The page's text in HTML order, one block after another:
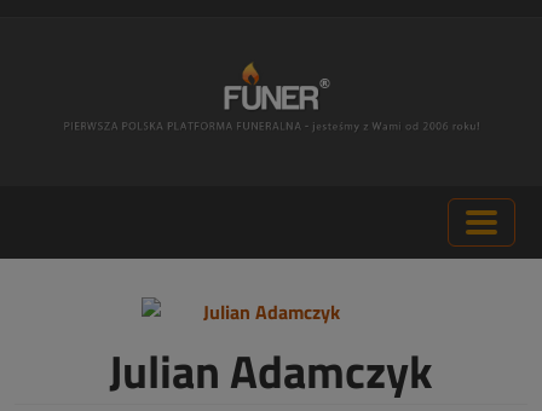
Julian Adamczyk